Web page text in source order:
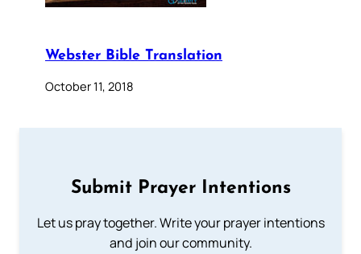
Webster Bible Translation
October 11, 2018
Submit Prayer Intentions
Let us pray together. Write your prayer intentions
and join our community.